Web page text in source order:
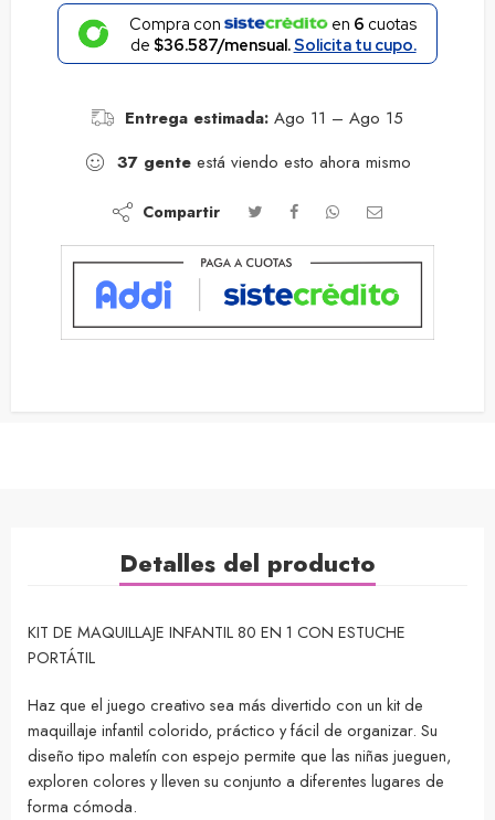
Compra con en 6 cuotas
de $36.587/mensual.Solicita tu cupo.
Entrega estimada: Ago 11 – Ago 15
37 gente está viendo esto ahora mismo
Compartir
Detalles del producto
KIT DE MAQUILLAJE INFANTIL 80 EN 1 CON ESTUCHE
PORTÁTIL
Haz que el juego creativo sea más divertido con un kit de
maquillaje infantil colorido, práctico y fácil de organizar. Su
diseño tipo maletín con espejo permite que las niñas jueguen,
exploren colores y lleven su conjunto a diferentes lugares de
forma cómoda.